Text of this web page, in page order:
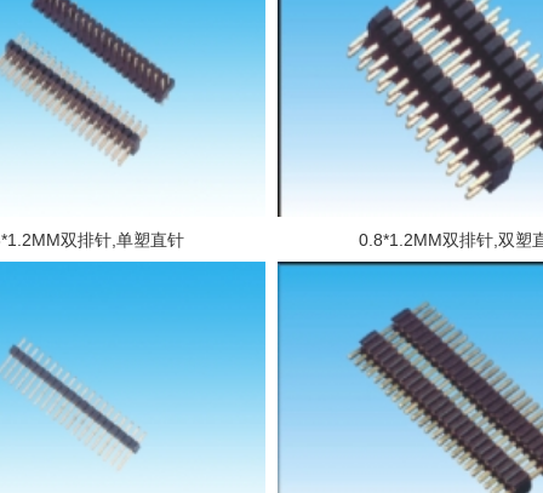
双排针,单塑直针 0.8*1.2MM双排针,双塑